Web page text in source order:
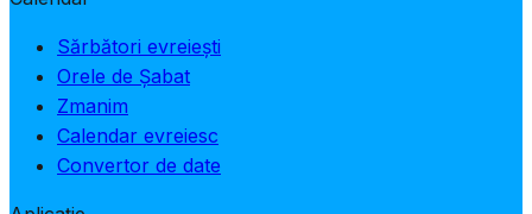
Sărbători evreiești
Orele de Șabat
Zmanim
Calendar evreiesc
Convertor de date